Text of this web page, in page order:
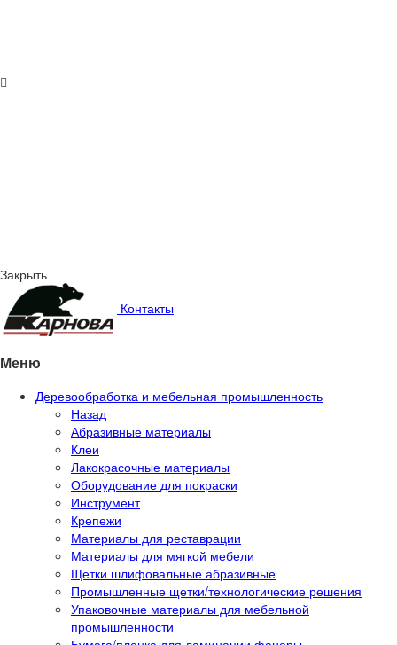
Закрыть
Контакты
Меню
Деревообработка и мебельная промышленность
Назад
Абразивные материалы
Клеи
Лакокрасочные материалы
Оборудование для покраски
Инструмент
Крепежи
Материалы для реставрации
Материалы для мягкой мебели
Щетки шлифовальные абразивные
Промышленные щетки/технологические решения
Упаковочные материалы для мебельной
промышленности